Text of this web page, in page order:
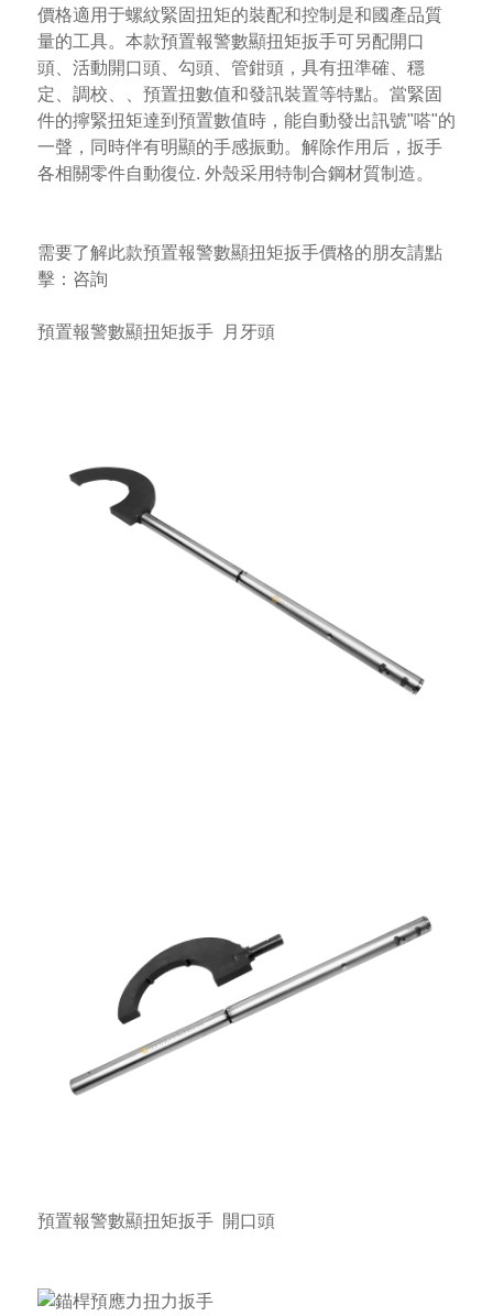
價格適用于螺紋緊固扭矩的裝配和控制是和國產品質
量的工具。本款預置報警數顯扭矩扳手可另配開口
頭、活動開口頭、勾頭、管鉗頭，具有扭準確、穩
定、調校、、預置扭數值和發訊裝置等特點。當緊固
件的擰緊扭矩達到預置數值時，能自動發出訊號"嗒"的
一聲，同時伴有明顯的手感振動。解除作用后，扳手
各相關零件自動復位. 外殼采用特制合鋼材質制造。
需要了解此款預置報警數顯扭矩扳手價格的朋友請點
擊： 咨詢
預置報警數顯扭矩扳手月牙頭
預置報警數顯扭矩扳手開口頭